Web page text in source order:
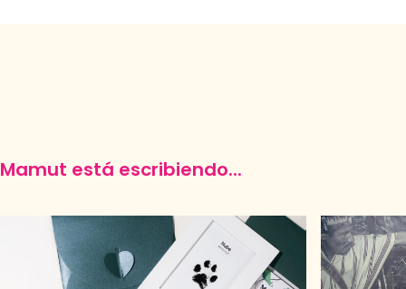
Mamut está escribiendo...